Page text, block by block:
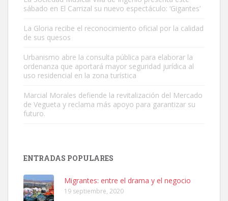
Este gato macho ha aparecido en la calle hace menos de un mes,
Leales.org » Gran Canaria | 9.7.2025
Leales.org » Gran Canaria
sábado en El Carrizal su nuevo espectáculo: ‘Gigantes’
La Gloria recibe el reconocimiento oficial por la calidad
de sus quesos
Urbanismo abre la consulta pública para elaborar la
ordenanza que aportará mayor seguridad jurídica al
uso residencial en la zona turística
Marcial Morales defiende la revitalización del Mercado
de Vegueta y reclama más apoyo para garantizar su
futuro.
ENTRADAS POPULARES
Migrantes: entre el drama y el negocio
19 septiembre, 2020